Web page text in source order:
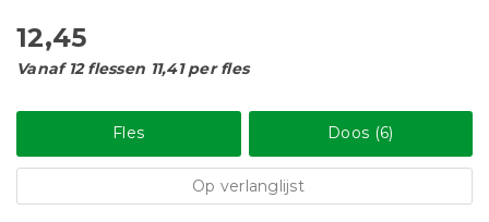
12,45
Vanaf 12 flessen 11,41 per fles
Fles Doos (6)
Op verlanglijst